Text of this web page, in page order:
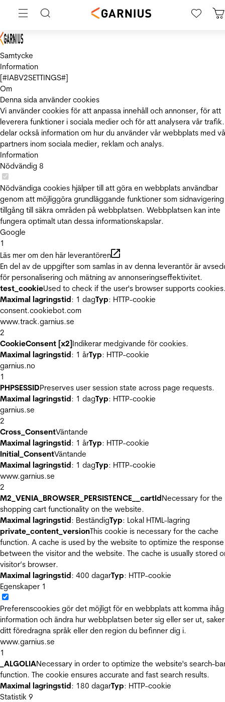
Samtycke
Information
[#IABV2SETTINGS#]
Om
Denna sida använder cookies
Vi använder cookies för att anpassa innehåll och annonser, för att
leverera funktioner i sociala medier och för att analysera vår
delar också information om hur du använder vår webbplats med
partners inom sociala medier, reklam och analys.
Information
Nödvändig 8
Nödvändiga cookies hjälper till att göra en webbplats användbar
genom att möjliggöra grundläggande funktioner som
tillgång till säkra områden på webbplatsen. Webbplatsen kan inte
fungera optimalt utan dessa informationskapslar.
Google
1
Läs mer om den här leverantören
En del av de uppgifter som samlas in av denna leverantör är
för personalisering och mätning av annonseringseffektivitet.
test_cookieUsed to check if the user's browser supports
Maximal lagringstid: 1 dagTyp: HTTP-cookie
consent.cookiebot.com
www.track.garnius.se
2
CookieConsent [x2]Indikerar medgivande för cookies.
Maximal lagringstid: 1 årTyp: HTTP-cookie
garnius.no
1
PHPSESSIDPreserves user session state across page requests.
Maximal lagringstid: 1 dagTyp: HTTP-cookie
garnius.se
2
Cross_ConsentVäntande
Maximal lagringstid: 1 årTyp: HTTP-cookie
Initial_ConsentVäntande
Maximal lagringstid: 1 dagTyp: HTTP-cookie
www.garnius.se
2
M2_VENIA_BROWSER_PERSISTENCE__cartIdNecessary for the
shopping cart functionality on the website.
Maximal lagringstid: BeständigTyp: Lokal HTML-lagring
private_content_versionThis cookie is necessary for the cache
function. A cache is used by the website to optimize the
between the visitor and the website. The cache is usually stored
visitor’s browser.
Maximal lagringstid: 400 dagarTyp: HTTP-cookie
Egenskaper 1
Preferenscookies gör det möjligt för en webbplats att komma ihåg
information och ändra hur webbplatsen beter sig eller ser ut,
ditt föredragna språk eller den region du befinner dig i.
www.garnius.se
1
_ALGOLIANecessary in order to optimize the website's search-
function. The cookie ensures accurate and fast search results.
Maximal lagringstid: 180 dagarTyp: HTTP-cookie
Statistik 9